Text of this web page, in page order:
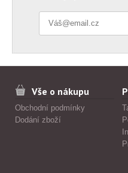
Vše o nákupu
Obchodní podmínky
Dodání zboží